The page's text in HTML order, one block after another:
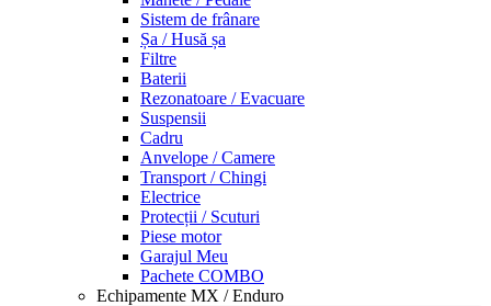
Sistem de frânare
Șa / Husă șa
Filtre
Baterii
Rezonatoare / Evacuare
Suspensii
Cadru
Anvelope / Camere
Transport / Chingi
Electrice
Protecții / Scuturi
Piese motor
Garajul Meu
Pachete COMBO
Echipamente MX / Enduro